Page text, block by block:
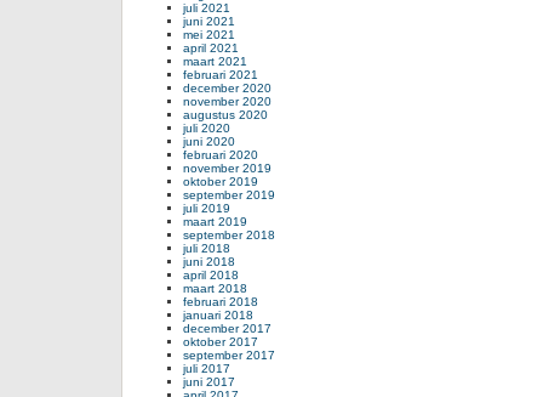
juli 2021
juni 2021
mei 2021
april 2021
maart 2021
februari 2021
december 2020
november 2020
augustus 2020
juli 2020
juni 2020
februari 2020
november 2019
oktober 2019
september 2019
juli 2019
maart 2019
september 2018
juli 2018
juni 2018
april 2018
maart 2018
februari 2018
januari 2018
december 2017
oktober 2017
september 2017
juli 2017
juni 2017